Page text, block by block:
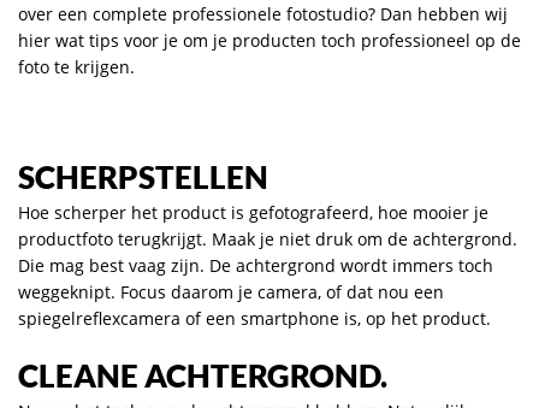
over een complete professionele fotostudio? Dan hebben wij
hier wat tips voor je om je producten toch professioneel op de
foto te krijgen.
SCHERPSTELLEN
Hoe scherper het product is gefotografeerd, hoe mooier je
productfoto terugkrijgt. Maak je niet druk om de achtergrond.
Die mag best vaag zijn. De achtergrond wordt immers toch
weggeknipt. Focus daarom je camera, of dat nou een
spiegelreflexcamera of een smartphone is, op het product.
CLEANE ACHTERGROND.